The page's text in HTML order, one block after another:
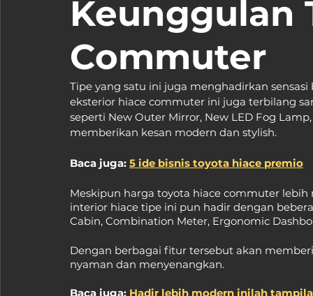
Keunggulan
Commuter
Tipe yang satu ini juga menghadirkan
eksterior hiace commuter ini juga terbilang
seperti New Outer Mirror, New LED Fog
memberikan kesan modern dan stylish.
Baca juga: 5 ide bisnis toyota hiace premio
Meskipun harga toyota hiace commuter
interior hiace tipe ini pun hadir dengan
Cabin, Combination Meter, Ergonomic
Dengan berbagai fitur tersebut akan
nyaman dan menyenangkan.
Baca juga: Hadir lebih modern inilah